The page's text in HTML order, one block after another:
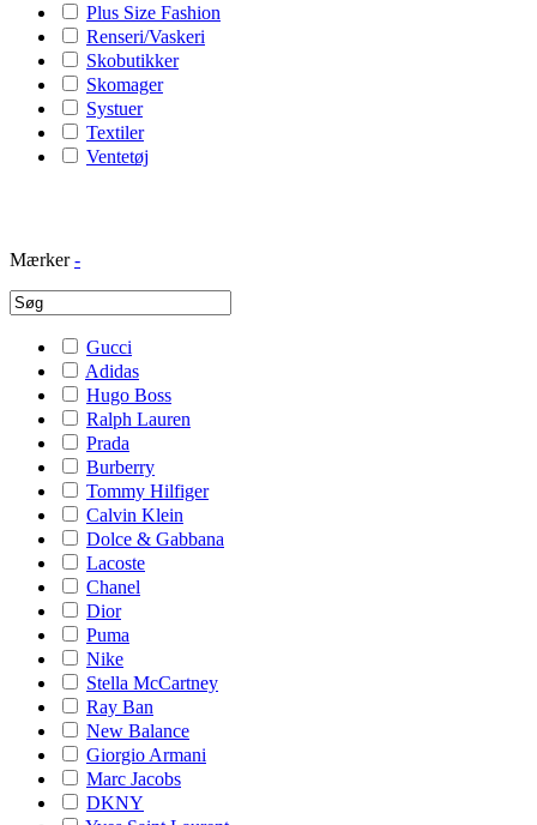
Plus Size Fashion
Renseri/Vaskeri
Skobutikker
Skomager
Systuer
Textiler
Ventetøj
Mærker -
Gucci
Adidas
Hugo Boss
Ralph Lauren
Prada
Burberry
Tommy Hilfiger
Calvin Klein
Dolce & Gabbana
Lacoste
Chanel
Dior
Puma
Nike
Stella McCartney
Ray Ban
New Balance
Giorgio Armani
Marc Jacobs
DKNY